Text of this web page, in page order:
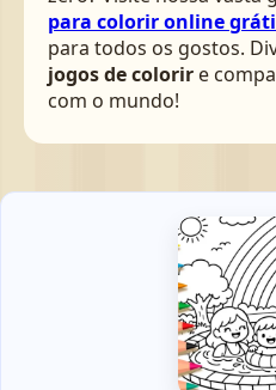
para colorir online
para todos os gostos.
jogos de colorir e
com o mundo!